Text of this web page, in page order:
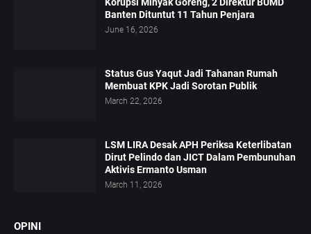
Banten Dituntut 11 Tahun Penjara
June 16, 2026
Status Gus Yaqut Jadi Tahanan Rumah
Membuat KPK Jadi Sorotan Publik
March 22, 2026
LSM LIRA Desak APH Periksa Keterlibatan
Dirut Pelindo dan JICT Dalam Pembunuhan
Aktivis Ermanto Usman
March 11, 2026
OPINI